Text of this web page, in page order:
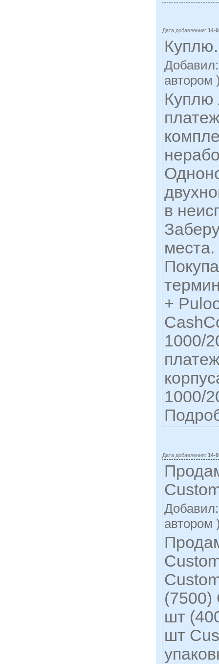
Дата добавления:14-
Куплю.
автором
Куплю
в
места.
+
1000/
1000/
Дата добавления:14-
автором
(7500)
шт
шт